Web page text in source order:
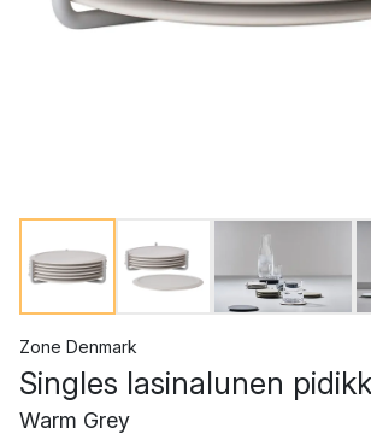
Zone Denmark
Singles lasinalunen
Warm Grey